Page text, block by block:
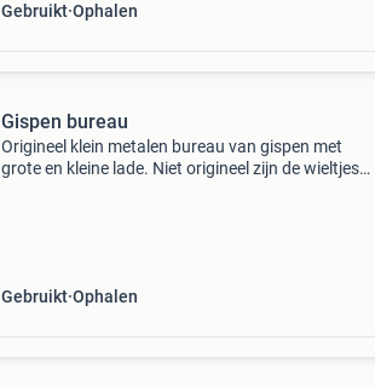
Gebruikt Ophalen
Gispen bureau
Origineel klein metalen bureau van gispen met
grote en kleine lade. Niet origineel zijn de wieltjes
Gebruikt Ophalen